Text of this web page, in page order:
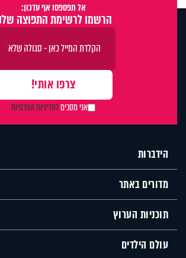
אל תפספסו אף עדכון:
הרשמו לרשימת התפוצה
אני מסכיםלמדיניות הפרטיות
הידברות
מדורים באתר
תוכניות הערוץ
עולם הילדים